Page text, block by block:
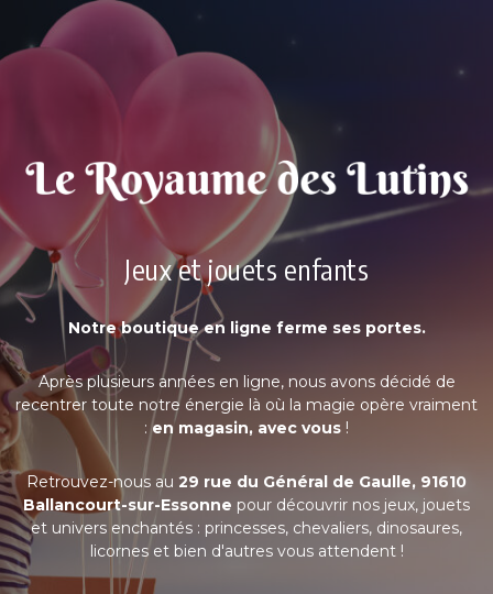
Jeux et jouets enfants
Notre boutique en ligne ferme ses portes.
Après plusieurs années en ligne, nous avons décidé de
recentrer toute notre énergie là où la magie opère vraiment
:en magasin, avec vous !
Retrouvez-nous au 29 rue du Général de Gaulle, 91610
Ballancourt-sur-Essonne pour découvrir nos jeux, jouets
et univers enchantés : princesses, chevaliers, dinosaures,
licornes et bien d'autres vous attendent !